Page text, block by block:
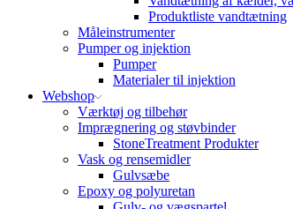
Produktliste vandtætning
Måleinstrumenter
Pumper og injektion
Pumper
Materialer til injektion
Webshop
Værktøj og tilbehør
Imprægnering og støvbinder
StoneTreatment Produkter
Vask og rensemidler
Gulvsæbe
Epoxy og polyuretan